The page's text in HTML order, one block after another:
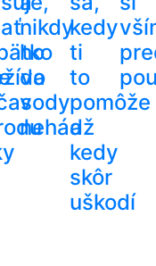
nikdy
ho
do
vody
nehádž
kedy
ti
to
pomôže
a
kedy
skôr
uškodí